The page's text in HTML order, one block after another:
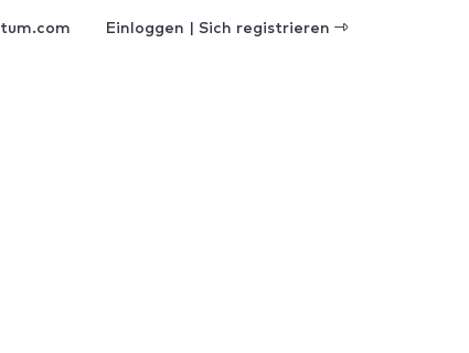
Einloggen | Sich registrieren